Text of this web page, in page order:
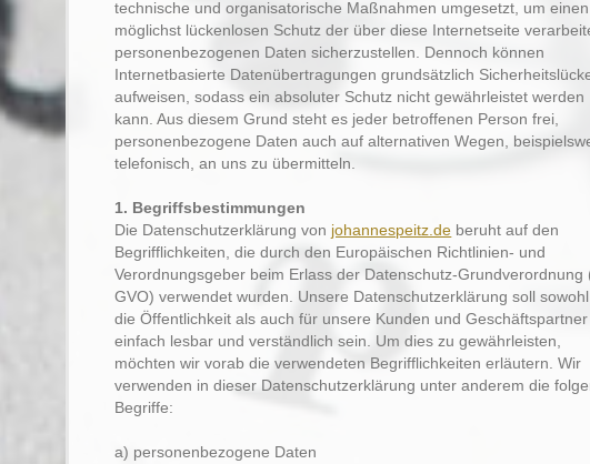
technische und organisatorische Maßnahmen umgesetzt, um einen
möglichst lückenlosen Schutz der über diese Internetseite
personenbezogenen Daten sicherzustellen. Dennoch können
Internetbasierte Datenübertragungen grundsätzlich
aufweisen, sodass ein absoluter Schutz nicht gewährleistet werden
kann. Aus diesem Grund steht es jeder betroffenen Person frei,
personenbezogene Daten auch auf alternativen Wegen,
telefonisch, an uns zu übermitteln.
1. Begriffsbestimmungen
Die Datenschutzerklärung von johannespeitz.de beruht auf den
Begrifflichkeiten, die durch den Europäischen Richtlinien- und
Verordnungsgeber beim Erlass der Datenschutz-Grundverordnung
GVO) verwendet wurden. Unsere Datenschutzerklärung soll
die Öffentlichkeit als auch für unsere Kunden und Geschäftspartner
einfach lesbar und verständlich sein. Um dies zu gewährleisten,
möchten wir vorab die verwendeten Begrifflichkeiten erläutern. Wir
verwenden in dieser Datenschutzerklärung unter anderem die
Begriffe:
a) personenbezogene Daten